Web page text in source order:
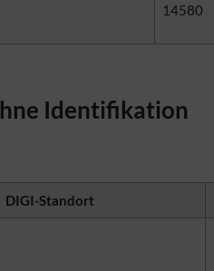
14580
Identifikation
DIGI-Standort